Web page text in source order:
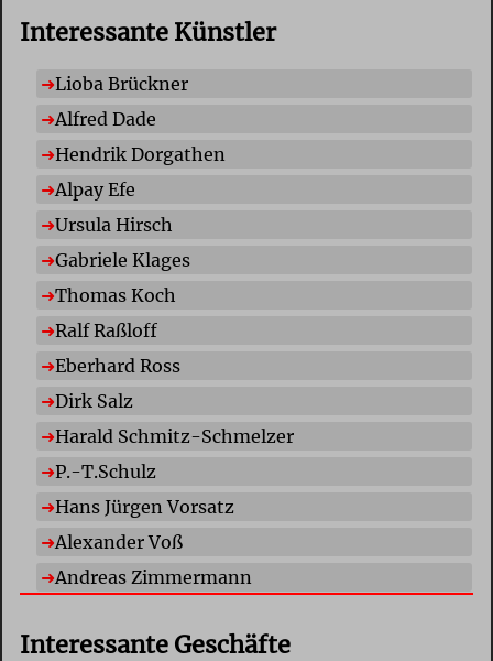
Interessante Künstler
Lioba Brückner
Alfred Dade
Hendrik Dorgathen
Alpay Efe
Ursula Hirsch
Gabriele Klages
Thomas Koch
Ralf Raßloff
Eberhard Ross
Dirk Salz
Harald Schmitz-Schmelzer
P.-T.Schulz
Hans Jürgen Vorsatz
Alexander Voß
Andreas Zimmermann
Interessante Geschäfte